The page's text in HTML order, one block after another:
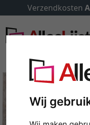
Wij
Verzendkosten